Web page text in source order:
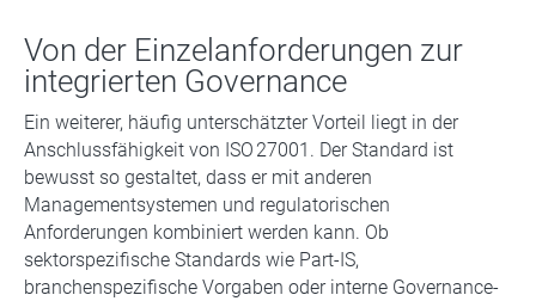
Von der Einzelanforderungen zur
integrierten Governance
Ein weiterer, häufig unterschätzter Vorteil liegt in der
Anschlussfähigkeit von ISO 27001. Der Standard ist
bewusst so gestaltet, dass er mit anderen
Managementsystemen und regulatorischen
Anforderungen kombiniert werden kann. Ob
sektorspezifische Standards wie Part-IS,
branchenspezifische Vorgaben oder interne Governance-